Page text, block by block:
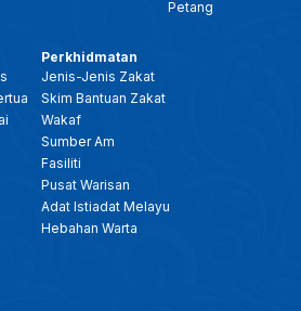
Petang
Perkhidmatan
Jenis-Jenis Zakat
Skim Bantuan Zakat
Wakaf
Sumber Am
Fasiliti
Pusat Warisan
Adat Istiadat Melayu
Hebahan Warta